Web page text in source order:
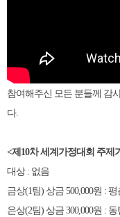
참여해주신 모든 분들께 감
다.
<제10차 세계가정대회 주제
대상 : 없음
금상(1팀) 상금 500,000원 :
은상(2팀) 상금 300,000원 :